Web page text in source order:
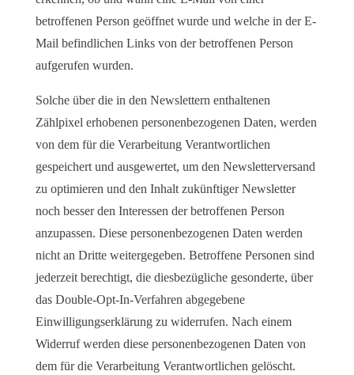
betroffenen Person geöffnet wurde und welche in der E-
Mail befindlichen Links von der betroffenen Person
aufgerufen wurden.
Solche über die in den Newslettern enthaltenen
Zählpixel erhobenen personenbezogenen Daten, werden
von dem für die Verarbeitung Verantwortlichen
gespeichert und ausgewertet, um den Newsletterversand
zu optimieren und den Inhalt zukünftiger Newsletter
noch besser den Interessen der betroffenen Person
anzupassen. Diese personenbezogenen Daten werden
nicht an Dritte weitergegeben. Betroffene Personen sind
jederzeit berechtigt, die diesbezügliche gesonderte, über
das Double-Opt-In-Verfahren abgegebene
Einwilligungserklärung zu widerrufen. Nach einem
Widerruf werden diese personenbezogenen Daten von
dem für die Verarbeitung Verantwortlichen gelöscht.